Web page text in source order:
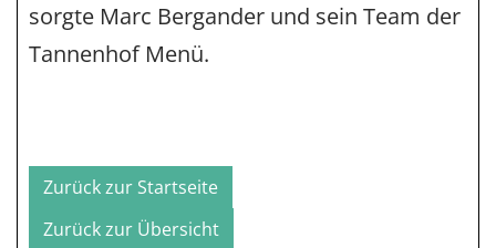
sorgte Marc Bergander und sein Team der
Tannenhof Menü.
Zurück zur Startseite
Zurück zur Übersicht